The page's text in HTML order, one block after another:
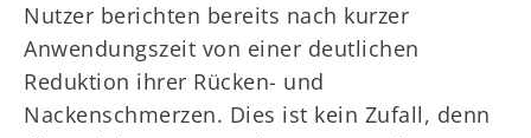
Nutzer berichten bereits nach kurzer
Anwendungszeit von einer deutlichen
Reduktion ihrer Rücken- und
Nackenschmerzen. Dies ist kein Zufall, denn